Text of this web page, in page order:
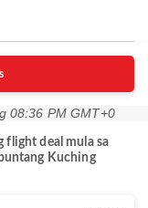
08:36 PM GMT+0
flight deal mula sa
Kuching